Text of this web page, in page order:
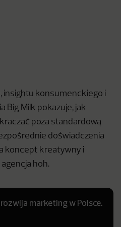
insightu konsumenckiego i
Big Milk pokazuje, jak
poza standardową
doświadczenia
koncept kreatywny i
hoh.
marketing w Polsce.